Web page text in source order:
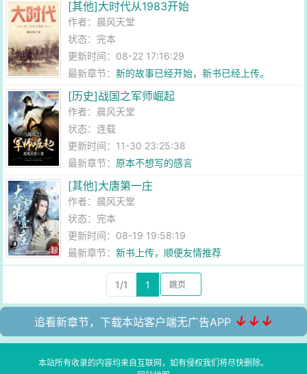
[其他]大时代从1983开始
作者： 晨风天堂
状态：完本
更新时间：08-22 17:16:29
最新章节：新的故事已经开始，新书已经上传。
[历史]战国之军师崛起
作者： 晨风天堂
状态：连载
更新时间：11-30 23:25:38
最新章节： 原本不想写的感言
[其他]大唐第一庄
作者： 晨风天堂
状态：完本
更新时间：08-19 19:58:19
最新章节：新书上传，顺便友情推荐
1/1 1
追看新章节，下载本站客户端无广告APP ↓↓↓
本站所有收录的内容均来自互联网，如有侵权我们将尽快删除。